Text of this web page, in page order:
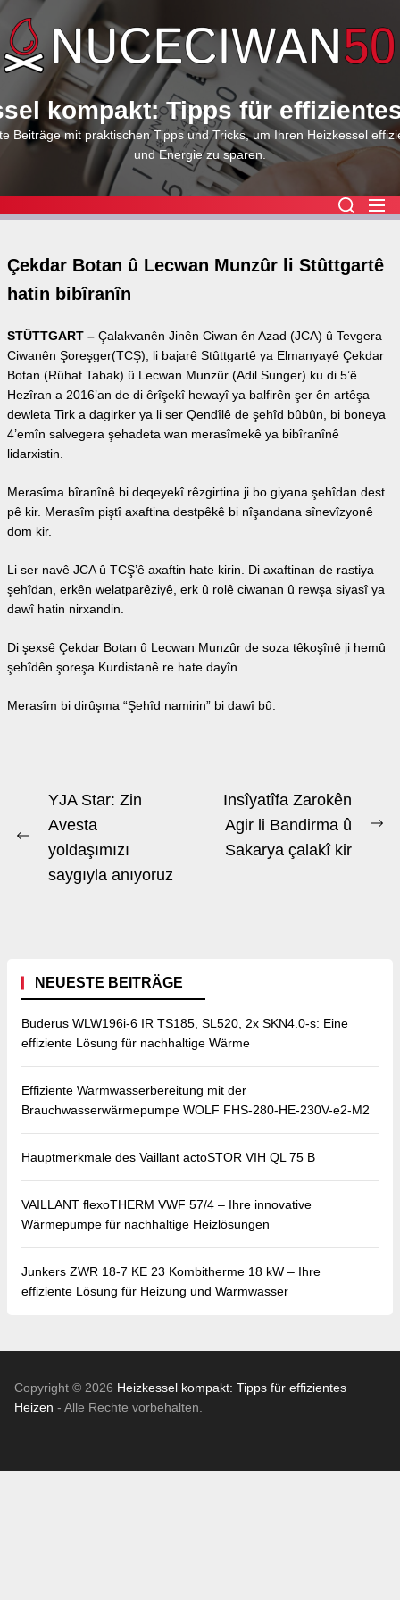
to
the
content
kompakt: Tipps für
Beiträge mit praktischen Tipps und Tricks, um Ihren Heizkessel
und Energie zu sparen.
Çekdar Botan û Lecwan Munzûr li Stûttgartê
hatin bibîranîn
STÛTTGART – Çalakvanên Jinên Ciwan ên Azad (JCA) û Tevgera
Ciwanên Şoreşger(TCŞ), li bajarê Stûttgartê ya Elmanyayê Çekdar
Botan (Rûhat Tabak) û Lecwan Munzûr (Adil Sunger) ku di 5’ê
Hezîran a 2016’an de di êrîşekî hewayî ya balfirên şer ên artêşa
dewleta Tirk a dagirker ya li ser Qendîlê de şehîd bûbûn, bi boneya
4’emîn salvegera şehadeta wan merasîmekê ya bibîranînê
lidarxistin.
Merasîma bîranînê bi deqeyekî rêzgirtina ji bo giyana şehîdan dest
pê kir. Merasîm piştî axaftina destpêkê bi nîşandana sînevîzyonê
dom kir.
Li ser navê JCA û TCŞ’ê axaftin hate kirin. Di axaftinan de rastiya
şehîdan, erkên welatparêziyê, erk û rolê ciwanan û rewşa siyasî ya
dawî hatin nirxandin.
Di şexsê Çekdar Botan û Lecwan Munzûr de soza têkoşînê ji hemû
şehîdên şoreşa Kurdistanê re hate dayîn.
Merasîm bi dirûşma “Şehîd namirin” bi dawî bû.
Beitrags-
Navigation
Previous
post:
YJA Star: Zin
Avesta
yoldaşımızı
saygıyla anıyoruz
Insîyatîfa Zarokên
Agir li Bandirma û
Sakarya çalakî kir
NEUESTE BEITRÄGE
Buderus WLW196i-6 IR TS185, SL520, 2x SKN4.0-s: Eine
effiziente Lösung für nachhaltige Wärme
Effiziente Warmwasserbereitung mit der
Brauchwasserwärmepumpe WOLF FHS-280-HE-230V-e2-M2
Hauptmerkmale des Vaillant actoSTOR VIH QL 75 B
VAILLANT flexoTHERM VWF 57/4 – Ihre innovative
Wärmepumpe für nachhaltige Heizlösungen
Junkers ZWR 18-7 KE 23 Kombitherme 18 kW – Ihre
effiziente Lösung für Heizung und Warmwasser
Copyright © 2026 Heizkessel kompakt: Tipps für effizientes
Heizen - Alle Rechte vorbehalten.